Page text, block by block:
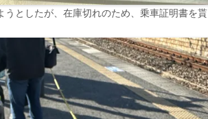
としたが、在庫切れのため、乗車証明書を